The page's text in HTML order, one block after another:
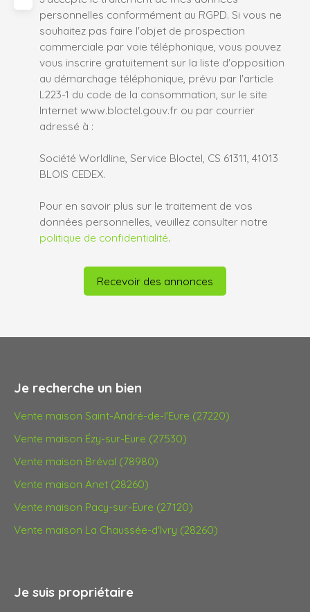
personnelles conformément au RGPD. Si vous ne
souhaitez pas faire l'objet de prospection
commerciale par voie téléphonique, vous pouvez
vous inscrire gratuitement sur la liste d'opposition
au démarchage téléphonique, prévu par l'article
L223-1 du code de la consommation, sur le site
Internet www.bloctel.gouv.fr ou par courrier
adressé à :
Société Worldline, Service Bloctel, CS 61311, 41013
BLOIS CEDEX.
Pour en savoir plus sur le traitement de vos
données personnelles, veuillez consulter notre
politique de confidentialité.
Recevoir des annonces
Je recherche un bien
Vente maison Saint-André-de-l'Eure (27220)
Vente maison Ézy-sur-Eure (27530)
Vente maison Bréval (78980)
Vente maison Anet (28260)
Vente maison Pacy-sur-Eure (27120)
Vente maison La Chaussée-d'Ivry (28260)
Je suis propriétaire